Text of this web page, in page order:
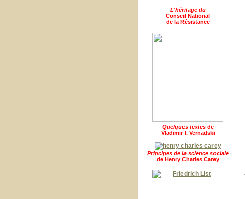
L'héritage du
Conseil National
de la Résistance
Quelques textes de
Vladimir I. Vernadski
Principes de la science sociale
de Henry Charles Carey